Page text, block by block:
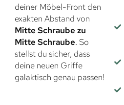
deiner Möbel-Front den
exakten Abstand von
Mitte Schraube zu
Mitte Schraube. So
stellst du sicher, dass
deine neuen Griffe
galaktisch genau passen!